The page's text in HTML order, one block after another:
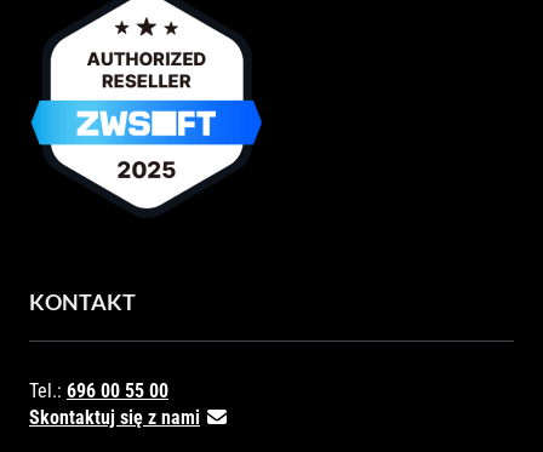
KONTAKT
Tel.: 696 00 55 00
Skontaktuj się z nami